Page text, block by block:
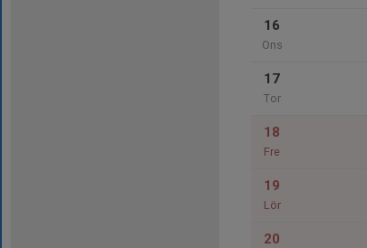
16
Ons
17
Tor
18
Fre
19
Lör
20